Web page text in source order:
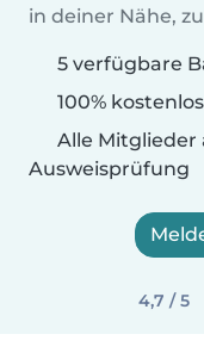
in deiner Nähe,
5 verfügbare
100%
Alle Mitglieder
Ausweisprüfung
4,7 / 5